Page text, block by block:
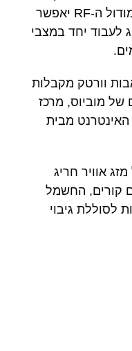
מגיעות עם מודול RF מותקן. מודול ה-RF יאפשר
לעבוד יחד במצבי
וורטק מקבלות
של מוביוס, מרכז
האינטרנט מבית
אוויר חריג
קורים, החשמל
לסוללת גיבוי